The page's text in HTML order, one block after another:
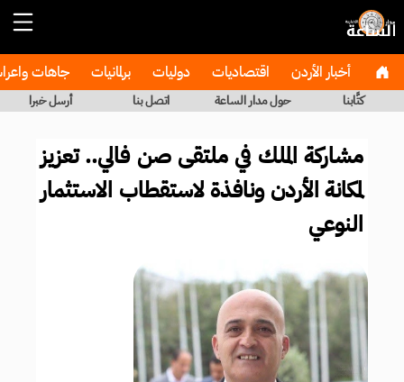
أخبار الأردن اقتصاديات دوليات برلمانيات جاهات
كتَّابنا حول مدار الساعة اتصل بنا أرسل خبرا
مشاركة الملك في ملتقى صن فالي.. تعزيز
لمكانة الأردن ونافذة لاستقطاب الاستثمار
النوعي